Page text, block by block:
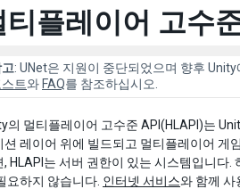
티플레이어 고수
: UNet은 지원이 중단되었으며 향후
스트와 FAQ를 참조하십시오.
의 멀티플레이어 고수준 API(HLAPI)는
션 레이어 위에 빌드되고 멀티플레이어 게
, HLAPI는 서버 권한이 있는 시스템입니다
요하지 않습니다. 인터넷 서비스와 함께 사